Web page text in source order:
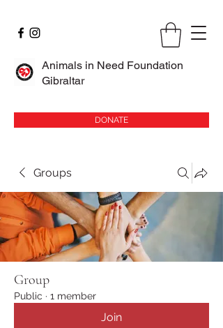
Animals in Need Foundation
Gibraltar
DONATE
Groups
Group
Public · 1 member
Join